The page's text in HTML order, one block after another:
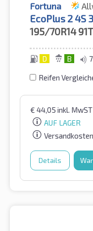
Fortuna
EcoPlus 2 4S
195/70R14 91T
D B
Reifen
€ 44,05 inkl. MwST
AUF LAGER
Details